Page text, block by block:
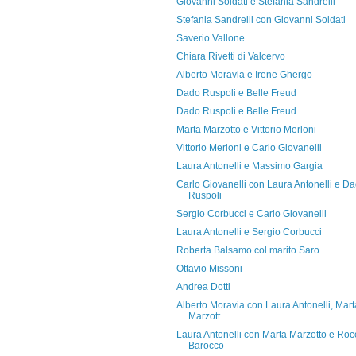
Stefania Sandrelli con Giovanni Soldati
Saverio Vallone
Chiara Rivetti di Valcervo
Alberto Moravia e Irene Ghergo
Dado Ruspoli e Belle Freud
Dado Ruspoli e Belle Freud
Marta Marzotto e Vittorio Merloni
Vittorio Merloni e Carlo Giovanelli
Laura Antonelli e Massimo Gargia
Carlo Giovanelli con Laura Antonelli e
Ruspoli
Sergio Corbucci e Carlo Giovanelli
Laura Antonelli e Sergio Corbucci
Roberta Balsamo col marito Saro
Ottavio Missoni
Andrea Dotti
Alberto Moravia con Laura Antonelli,
Marzott...
Laura Antonelli con Marta Marzotto e
Barocco